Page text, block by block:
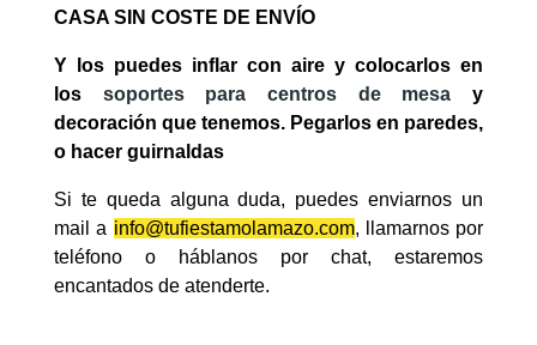
CASA SIN COSTE DE ENVÍO
Y los puedes inflar con aire y colocarlos en
los soportes para centros de mesa y
decoración que tenemos. Pegarlos en paredes,
o hacer guirnaldas
Si te queda alguna duda, puedes enviarnos un
mail a info@tufiestamolamazo.com, llamarnos por
teléfono o háblanos por chat, estaremos
encantados de atenderte.